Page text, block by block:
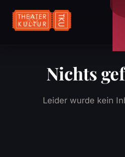
Nichts
Leider wurde kein